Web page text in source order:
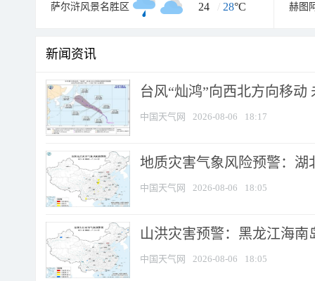
萨尔浒风景名胜区 24 / 28°C 赫图
新闻资讯
台风“灿鸿”向西北方向移动
中国天气网 2026-08-06 18:17
地质灾害气象风险预警：湖
中国天气网 2026-08-06 18:05
山洪灾害预警：黑龙江海
中国天气网 2026-08-06 18:05